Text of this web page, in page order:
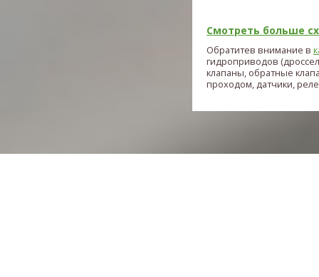
Смотреть больше
Обратитев внимание в
гидроприводов
клапаны, обратные
проходом, датчики, реле